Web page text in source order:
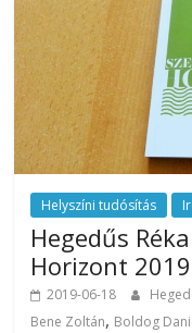
Helyszíni tudósítás
Hegedűs
Horizont 2019
2019-06-18
Bene Zoltán, Boldog